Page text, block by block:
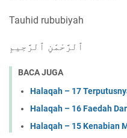
Tauhid rububiyah
ٱلرَّحْمَٰنِ ٱلرَّحِيمِ
BACA JUGA
Halaqah – 17
Halaqah – 16 Faedah